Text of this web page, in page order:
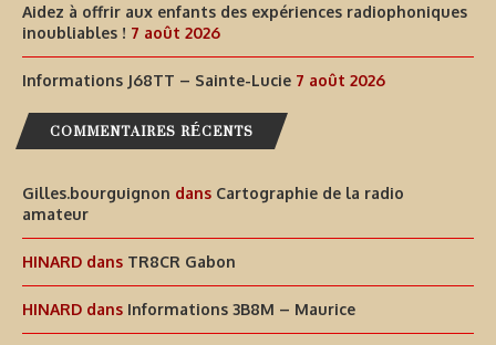
Aidez à offrir aux enfants des expériences radiophoniques
inoubliables ! 7 août 2026
Informations J68TT – Sainte-Lucie 7 août 2026
COMMENTAIRES RÉCENTS
Gilles.bourguignon dans Cartographie de la radio
amateur
HINARD dans TR8CR Gabon
HINARD dans Informations 3B8M – Maurice